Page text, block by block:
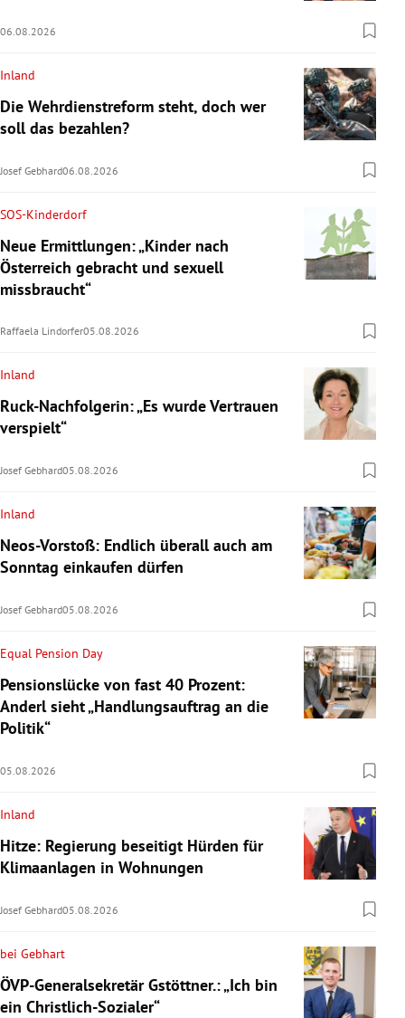
06.08.2026
Inland
Die Wehrdienstreform steht, doch wer
soll das bezahlen?
Josef Gebhard06.08.2026
SOS-Kinderdorf
Neue Ermittlungen: „Kinder nach
Österreich gebracht und sexuell
missbraucht“
Raffaela Lindorfer05.08.2026
Inland
Ruck-Nachfolgerin: „Es wurde Vertrauen
verspielt“
Josef Gebhard05.08.2026
Inland
Neos-Vorstoß: Endlich überall auch am
Sonntag einkaufen dürfen
Josef Gebhard05.08.2026
Equal Pension Day
Pensionslücke von fast 40 Prozent:
Anderl sieht „Handlungsauftrag an die
Politik“
05.08.2026
Inland
Hitze: Regierung beseitigt Hürden für
Klimaanlagen in Wohnungen
Josef Gebhard05.08.2026
bei Gebhart
ÖVP-Generalsekretär Gstöttner.: „Ich bin
ein Christlich-Sozialer“